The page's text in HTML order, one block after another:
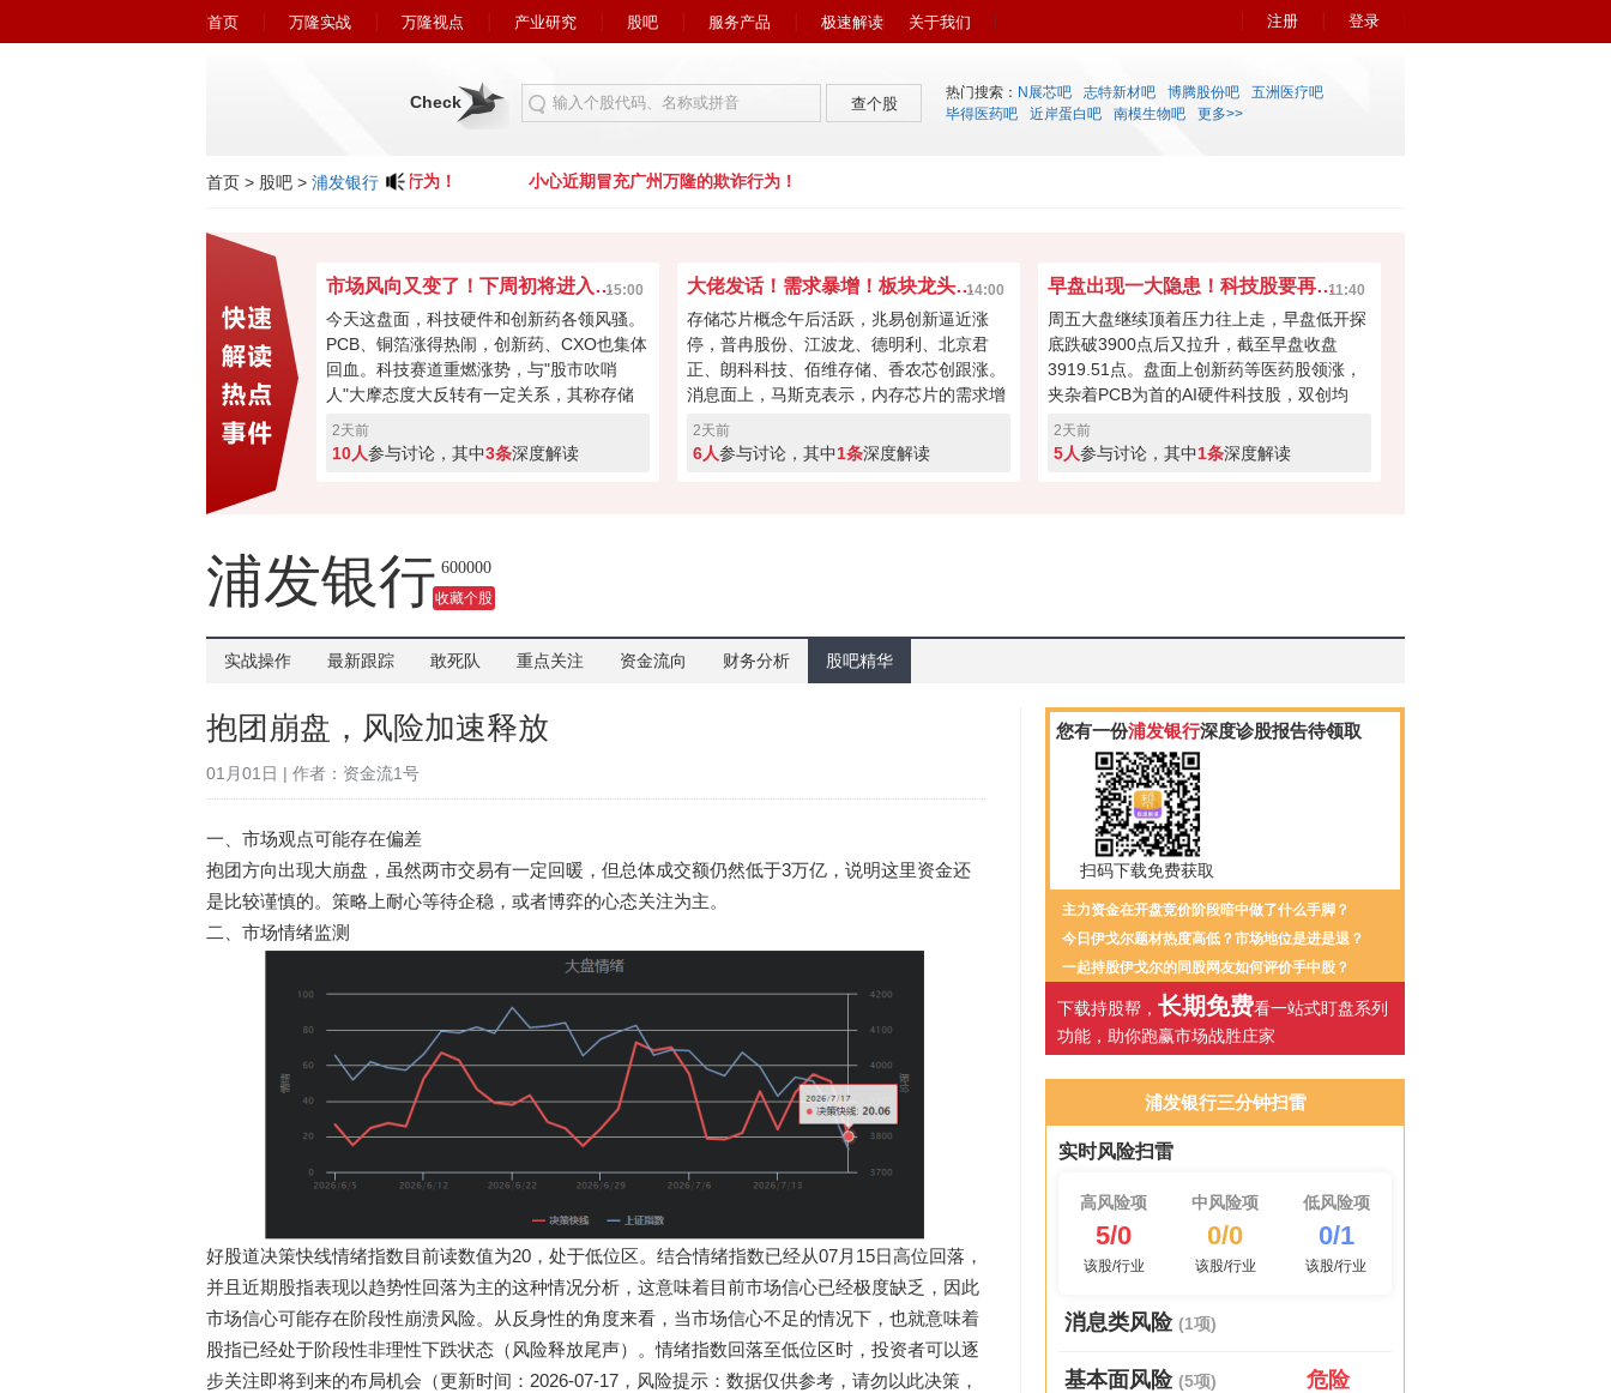
注册 登录
首页 万隆实战 万隆视点 产业研究 股吧 服务产品 极速解读 关于我们
Check 查个股
热门搜索： N展芯吧 志特新材吧 博腾股份吧
五洲医疗吧
毕得医药吧
近岸蛋白吧 南模生物吧 更多>>
首页 > 股吧 > 浦发银行
小心近期冒充广州万隆的欺诈行为！ 小心近期冒充广州万隆的欺诈行为！
市场风向又变了！下周初将进入关键窗口？15:00
今天这盘面，科技硬件和创新药各领风骚。
PCB、铜箔涨得热闹，创新药、CXO也集体
回血。科技赛道重燃涨势，与"股市吹哨
人"大摩态度大反转有一定关系，其称存储
最悲观过去，市场焦点要转向资本回馈，回
购、现金流或将成新催化。经过本周的连续
2天前
10人参与讨论，其中3条深度解读
大佬发话！需求暴增！板块龙头冲击涨停？14:00
存储芯片概念午后活跃，兆易创新逼近涨
停，普冉股份、江波龙、德明利、北京君
正、朗科科技、佰维存储、香农芯创跟涨。
消息面上，马斯克表示，内存芯片的需求增
长速度远远超过了供应增速。马斯克对存储
芯片的需求状况具备很强的发言权，因为特
2天前
6人参与讨论，其中1条深度解读
早盘出现一大隐患！科技股要再次吸干大盘？11:40
周五大盘继续顶着压力往上走，早盘低开探
底跌破3900点后又拉升，截至早盘收盘
3919.51点。盘面上创新药等医药股领涨，
夹杂着PCB为首的AI硬件科技股，双创均
涨。科技股本次反弹力度不小，但早盘成交
缩量700多亿，如此下去会不会无法撑起大
2天前
5人参与讨论，其中1条深度解读
浦发银行 600000
收藏个股
实战操作 最新跟踪 敢死队 重点关注 资金流向 财务分析 股吧精华
抱团崩盘，风险加速释放
01月01日 | 作者：资金流1号
一、市场观点可能存在偏差
抱团方向出现大崩盘，虽然两市交易有一定回暖，但总体成交额仍然低于3万亿，说明这里资金还
是比较谨慎的。策略上耐心等待企稳，或者博弈的心态关注为主。
二、市场情绪监测
好股道决策快线情绪指数目前读数值为20，处于低位区。结合情绪指数已经从07月15日高位回落，
并且近期股指表现以趋势性回落为主的这种情况分析，这意味着目前市场信心已经极度缺乏，因此
市场信心可能存在阶段性崩溃风险。从反身性的角度来看，当市场信心不足的情况下，也就意味着
股指已经处于阶段性非理性下跌状态（风险释放尾声）。情绪指数回落至低位区时，投资者可以逐
步关注即将到来的布局机会（更新时间：2026-07-17，风险提示：数据仅供参考，请勿以此决策，
您有一份浦发银行深度诊股报告待领取
扫码下载免费获取
主力资金在开盘竞价阶段暗中做了什么手脚？
今日伊戈尔题材热度高低？市场地位是进是退？
一起持股伊戈尔的同股网友如何评价手中股？
下载持股帮， 长期免费看一站式盯盘系列
功能，助你跑赢市场战胜庄家
浦发银行三分钟扫雷
实时风险扫雷
高风险项
5/0
该股/行业
中风险项
0/0
该股/行业
低风险项
0/1
该股/行业
消息类风险 (1项)
基本面风险 (5项) 危险